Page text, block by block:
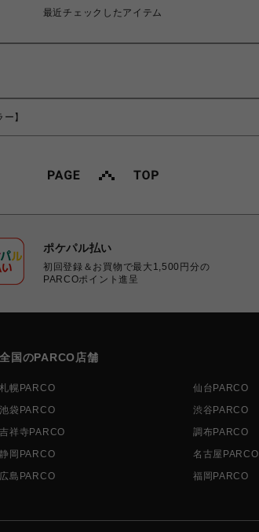
最近チェックしたアイテム
】
ポケパル払い
初回登録＆お買物で最大1,500円分の
PARCOポイント進呈
全国のPARCO店舗
札幌PARCO 仙台PARCO
池袋PARCO
渋谷PARCO
吉祥寺PARCO
調布PARCO
静岡PARCO
名古屋PARCO
広島PARCO
福岡PARCO